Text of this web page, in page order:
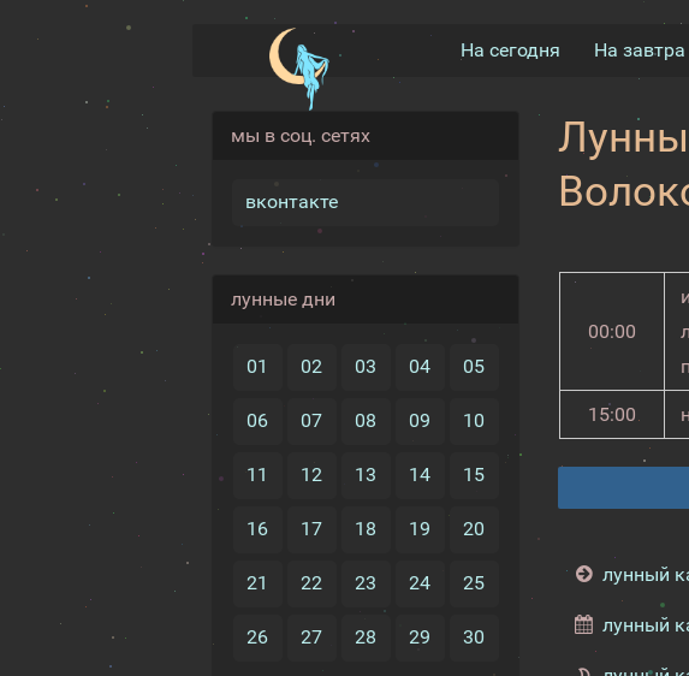
На сегодня На завтра
мы в соц. сетях
вконтакте
лунные дни
01 02 03 04 05
06 07 08 09 10
11 12 13 14 15
16 17 18 19 20
21 22 23 24 25
26 27 28 29 30
00:00
15:00
лунный
лунный